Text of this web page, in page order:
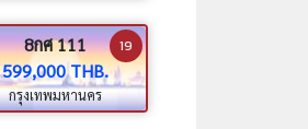
8กศ 111
599,000 THB.
กรุงเทพมหานคร
19